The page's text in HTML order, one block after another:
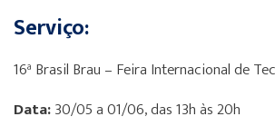
Serviço:
16ª Brasil Brau – Feira Internacional de
Data:30/05 a 01/06, das 13h às 20h